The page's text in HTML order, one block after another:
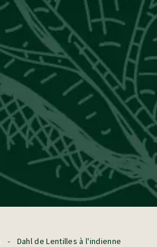
- Dahl de Lentilles à l'indienne